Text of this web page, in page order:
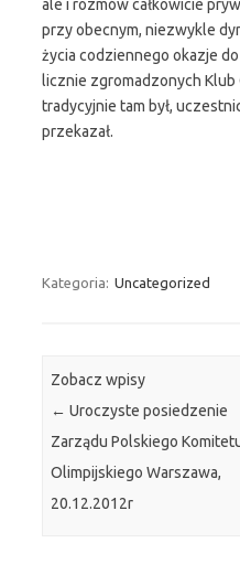
ale i rozmów całkowicie
przy obecnym, niezwykle
życia codziennego okazje
licznie zgromadzonych
tradycyjnie tam był,
przekazał.
Kategoria: Uncategorized
Zobacz wpisy
← Uroczyste posiedzenie
Zarządu Polskiego
Olimpijskiego Warszawa,
20.12.2012r